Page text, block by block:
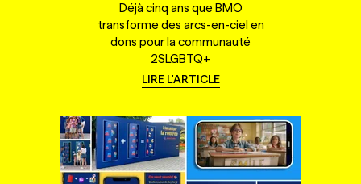
Déjà cinq ans que BMO
transforme des arcs-en-ciel en
dons pour la communauté
2SLGBTQ+
LIRE L'ARTICLE